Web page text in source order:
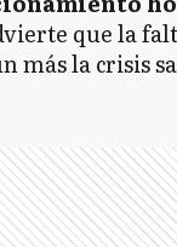
que la
más la crisis